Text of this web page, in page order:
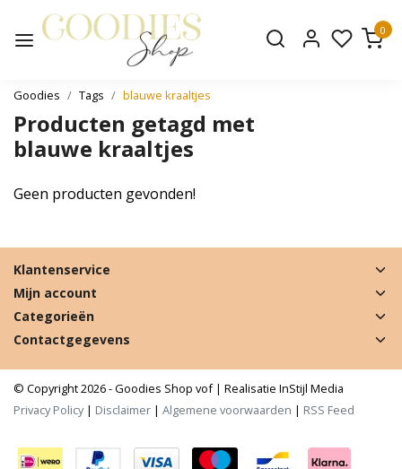
0
Goodies Tags blauwe kraaltjes
Producten getagd met
blauwe kraaltjes
Geen producten gevonden!
Klantenservice
Mijn account
Categorieën
Contactgegevens
© Copyright 2026 - Goodies Shop vof | Realisatie InStijl Media
Privacy Policy| Disclaimer | Algemene voorwaarden | RSS Feed